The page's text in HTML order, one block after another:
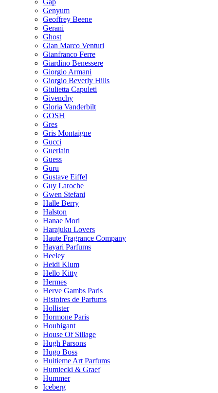
Gap
Genyum
Geoffrey Beene
Gerani
Ghost
Gian Marco Venturi
Gianfranco Ferre
Giardino Benessere
Giorgio Armani
Giorgio Beverly Hills
Giulietta Capuleti
Givenchy
Gloria Vanderbilt
GOSH
Gres
Gris Montaigne
Gucci
Guerlain
Guess
Guru
Gustave Eiffel
Guy Laroche
Gwen Stefani
Halle Berry
Halston
Hanae Mori
Harajuku Lovers
Haute Fragrance Company
Hayari Parfums
Heeley
Heidi Klum
Hello Kitty
Hermes
Herve Gambs Paris
Histoires de Parfums
Hollister
Hormone Paris
Houbigant
House Of Sillage
Hugh Parsons
Hugo Boss
Huitieme Art Parfums
Humiecki & Graef
Hummer
Iceberg